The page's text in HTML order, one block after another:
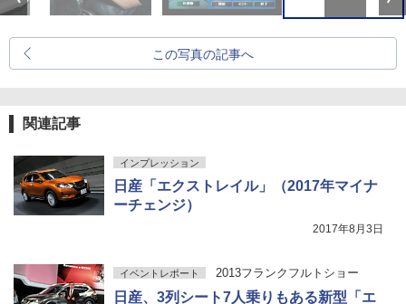
この写真の記事へ
関連記事
インプレッション
日産「エクストレイル」（2017年マイナ
ーチェンジ）
2017年8月3日
イベントレポート 2013フランクフルトショー
日産、3列シート7人乗りもある新型「エ